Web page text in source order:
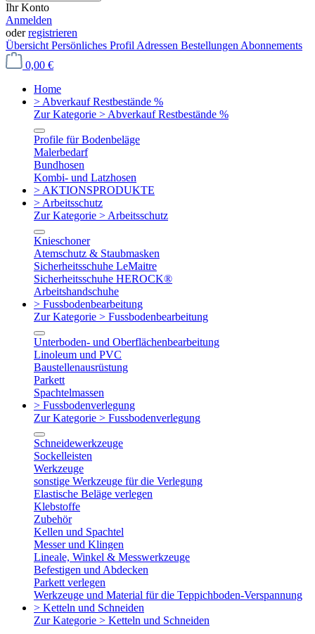
Ihr Konto
Anmelden
oderregistrieren
Übersicht Persönliches Profil Adressen Bestellungen Abonnements
0,00 €
Home
> Abverkauf Restbestände %
Zur Kategorie > Abverkauf Restbestände %
Profile für Bodenbeläge
Malerbedarf
Bundhosen
Kombi- und Latzhosen
> AKTIONSPRODUKTE
> Arbeitsschutz
Zur Kategorie > Arbeitsschutz
Knieschoner
Atemschutz & Staubmasken
Sicherheitsschuhe LeMaitre
Sicherheitsschuhe HEROCK®
Arbeitshandschuhe
> Fussbodenbearbeitung
Zur Kategorie > Fussbodenbearbeitung
Unterboden- und Oberflächenbearbeitung
Linoleum und PVC
Baustellenausrüstung
Parkett
Spachtelmassen
> Fussbodenverlegung
Zur Kategorie > Fussbodenverlegung
Schneidewerkzeuge
Sockelleisten
Werkzeuge
sonstige Werkzeuge für die Verlegung
Elastische Beläge verlegen
Klebstoffe
Zubehör
Kellen und Spachtel
Messer und Klingen
Lineale, Winkel & Messwerkzeuge
Befestigen und Abdecken
Parkett verlegen
Werkzeuge und Material für die Teppichboden-Verspannung
> Ketteln und Schneiden
Zur Kategorie > Ketteln und Schneiden